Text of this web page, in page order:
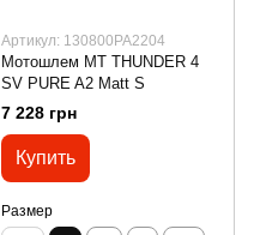
Артикул: 130800PA2204
Мотошлем MT THUNDER 4
SV PURE A2 Matt S
7 228 грн
Купить
Размер